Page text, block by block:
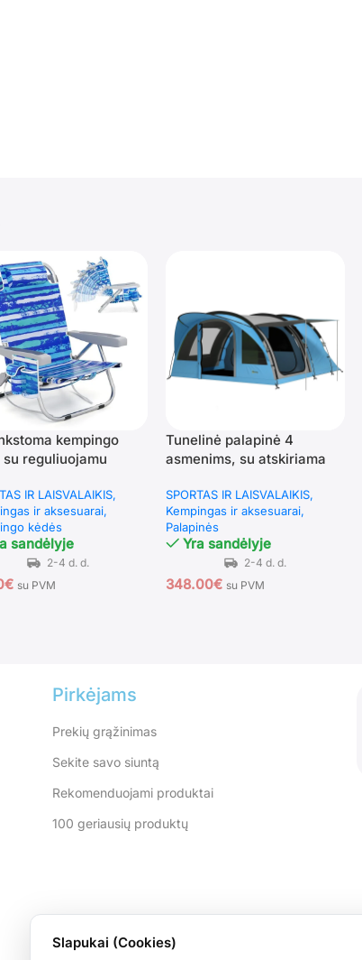
kempingo
su reguliuojamu
IR LAISVALAIKIS
ir aksesuarai
kėdės
sandėlyje
€ su PVM
Tunelinė palapinė 4
asmenims, su atskiriama
aukščiu
SPORTAS IR LAISVALAIKIS
Kempingas ir aksesuarai
Palapinės
Yra sandėlyje
348.00€ su PVM
Pirkėjams
Prekių grąžinimas
Sekite savo siuntą
Rekomenduojami produktai
100 geriausių produktų
Slapukai (Cookies)